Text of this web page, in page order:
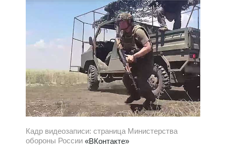
Кадр видеозаписи: страница Министерства
обороны России «ВКонтакте»